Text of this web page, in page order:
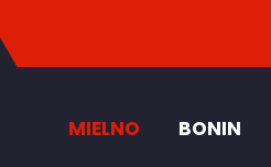
MIELNO BONIN